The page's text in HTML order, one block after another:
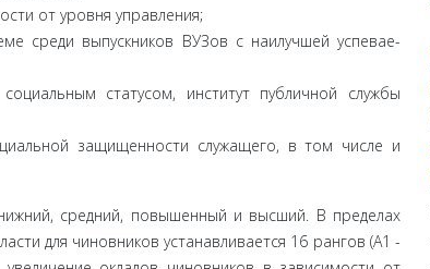
от уровня управления;
среди выпускников ВУЗов с наилучшей успевае­
статусом, институт публичной службы
защищенности служащего, в том числе и
средний, повышенный и высший. В преде­лах
для чиновников устанавливается 16 рангов (A1 -